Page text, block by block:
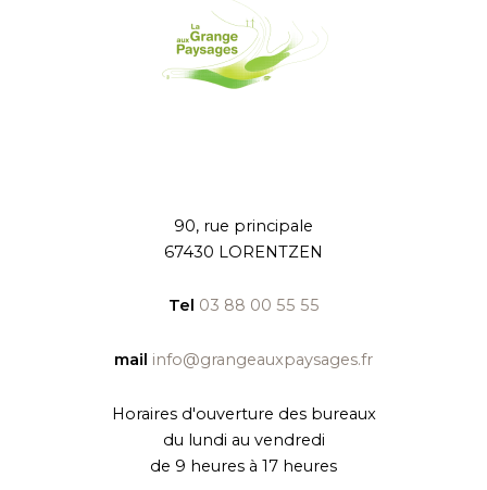
90, rue principale
67430 LORENTZEN
Tel 03 88 00 55 55
mail info@grangeauxpaysages.fr
Horaires d'ouverture des bureaux
du lundi au vendredi
de 9 heures à 17 heures